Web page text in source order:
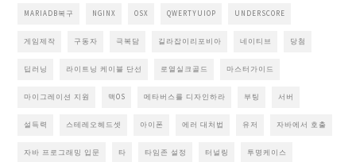
MARIADB복구 NGINX OSX QWERTYUIOP UNDERSCORE
게임제작 구동자 극복담 길라잡이리포비아 네이티브 당첨
딥러닝 라이트닝 케이블 단선 로열실크골드 마스터가이드
마이그레이션 지원 맥OS 메타버스를 디자인하라 부팅 서버
설득력 스테레오헤드셋 아이폰 에러 대처법 유저 자바에서 호출
자바 프로그래밍 입문 타 타임존 설정 터널링 투명케이스